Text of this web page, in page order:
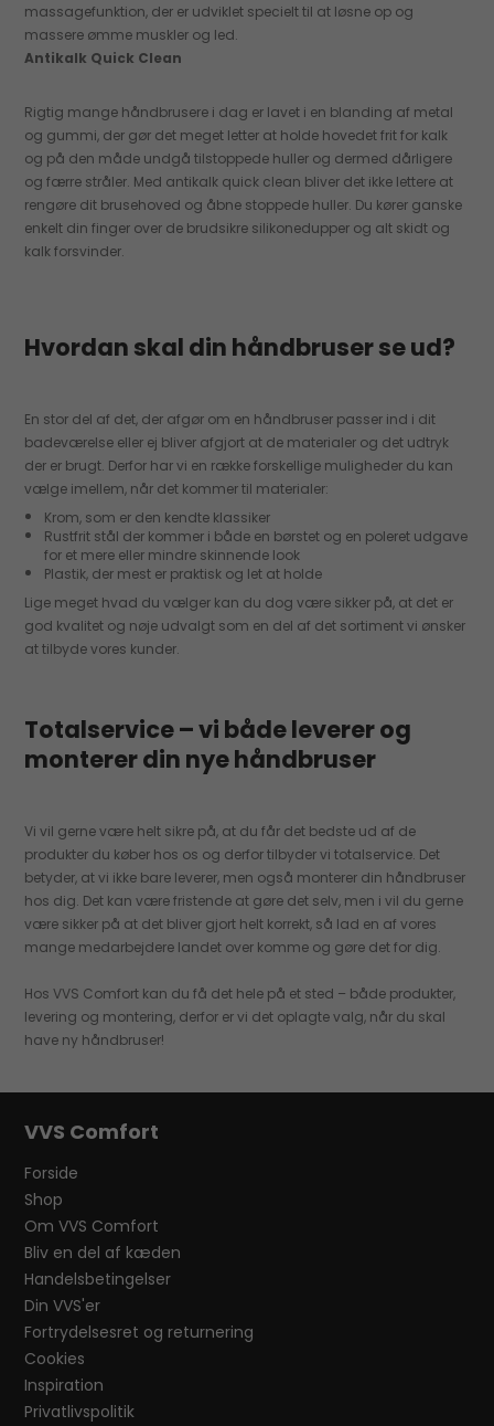
massagefunktion, der er udviklet specielt til at løsne op og
massere ømme muskler og led.
Antikalk Quick Clean
Rigtig mange håndbrusere i dag er lavet i en blanding af metal
og gummi, der gør det meget letter at holde hovedet frit for kalk
og på den måde undgå tilstoppede huller og dermed dårligere
og færre stråler. Med antikalk quick clean bliver det ikke lettere at
rengøre dit brusehoved og åbne stoppede huller. Du kører ganske
enkelt din finger over de brudsikre silikonedupper og alt skidt og
kalk forsvinder.
Hvordan skal din håndbruser se ud?
En stor del af det, der afgør om en håndbruser passer ind i dit
badeværelse eller ej bliver afgjort at de materialer og det udtryk
der er brugt. Derfor har vi en række forskellige muligheder du kan
vælge imellem, når det kommer til materialer:
Krom, som er den kendte klassiker
Rustfrit stål der kommer i både en børstet og en poleret udgave
for et mere eller mindre skinnende look
Plastik, der mest er praktisk og let at holde
Lige meget hvad du vælger kan du dog være sikker på, at det er
god kvalitet og nøje udvalgt som en del af det sortiment vi ønsker
at tilbyde vores kunder.
Totalservice – vi både leverer og
monterer din nye håndbruser
Vi vil gerne være helt sikre på, at du får det bedste ud af de
produkter du køber hos os og derfor tilbyder vi totalservice. Det
betyder, at vi ikke bare leverer, men også monterer din håndbruser
hos dig. Det kan være fristende at gøre det selv, men i vil du gerne
være sikker på at det bliver gjort helt korrekt, så lad en af vores
mange medarbejdere landet over komme og gøre det for dig.
Hos VVS Comfort kan du få det hele på et sted – både produkter,
levering og montering, derfor er vi det oplagte valg, når du skal
have ny håndbruser!
VVS Comfort
Forside
Shop
Om VVS Comfort
Bliv en del af kæden
Handelsbetingelser
Din VVS'er
Fortrydelsesret og returnering
Cookies
Inspiration
Privatlivspolitik